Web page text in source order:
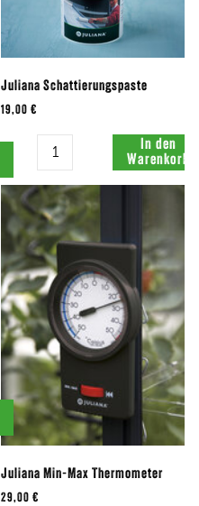
Juliana Schattierungspaste
19,00 €
Menge:
In den
Warenkorb
Juliana Min-Max Thermometer
29,00 €